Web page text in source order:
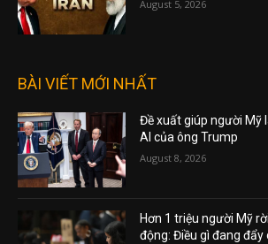
August 5, 2026
BÀI VIẾT MỚI NHẤT
Đề xuất giúp người Mỹ
AI của ông Trump
August 8, 2026
Hơn 1 triệu người Mỹ
động: Điều gì đang